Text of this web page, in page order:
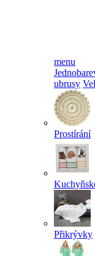
menu
ubrusy
Prostírání
Přikrývky